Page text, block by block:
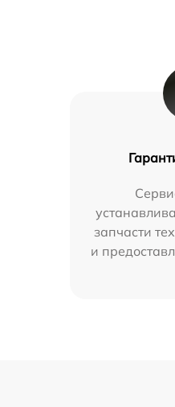
запчасти
и